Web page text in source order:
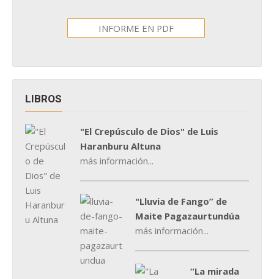
INFORME EN PDF
LIBROS
"El Crepúsculo de Dios" de Luis
Haranburu Altuna
más información...
"Lluvia de Fango” de
Maite Pagazaurtundúa
más información...
“La mirada